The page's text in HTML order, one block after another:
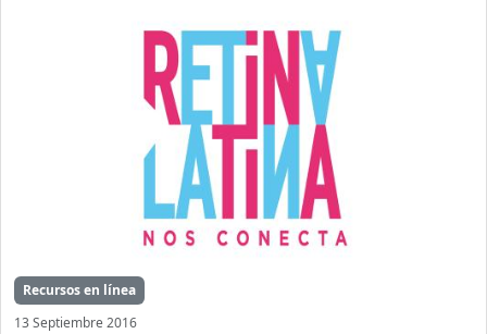
Recursos en línea
13 Septiembre 2016